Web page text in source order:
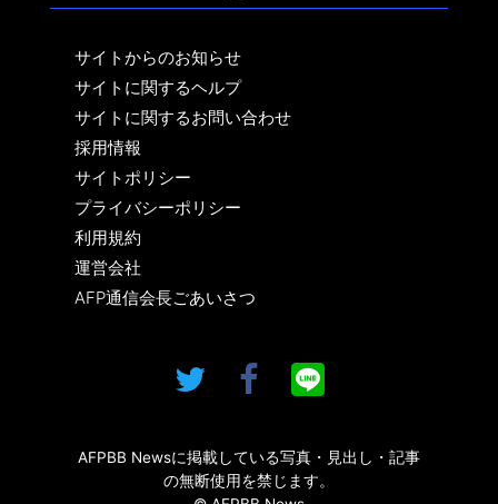
サイトからのお知らせ
サイトに関するヘルプ
サイトに関するお問い合わせ
採用情報
サイトポリシー
プライバシーポリシー
利用規約
運営会社
AFP通信会長ごあいさつ
AFPBB Newsに掲載している写真・見出し・記事
の無断使用を禁じます。